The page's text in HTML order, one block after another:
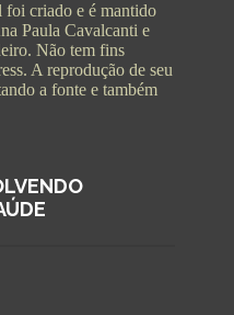
criado e é mantido
Paula Cavalcanti e
Não tem fins
A reprodução de seu
a fonte e também